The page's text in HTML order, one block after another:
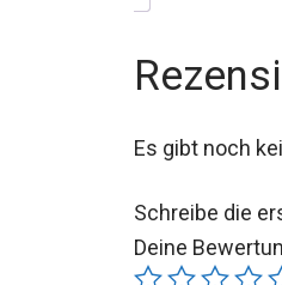
Es gibt noch
Schreibe die
Deine